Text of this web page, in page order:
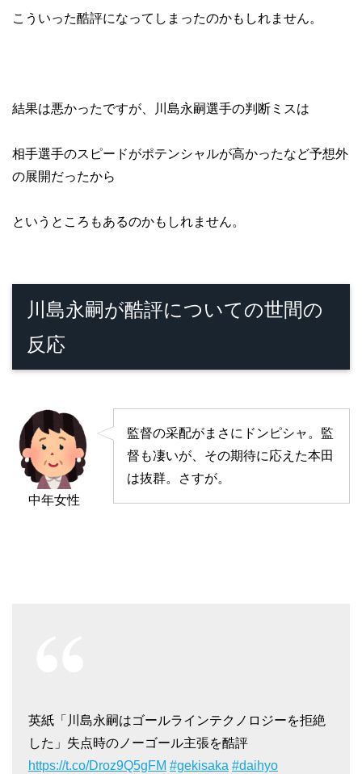
こういった酷評になってしまったのかもしれません。
結果は悪かったですが、川島永嗣選手の判断ミスは
相手選手のスピードがポテンシャルが高かったなど予想外
の展開だったから
というところもあるのかもしれません。
川島永嗣が酷評についての世間の
反応
中年女性
監督の采配がまさにドンピシャ。監
督も凄いが、その期待に応えた本田
は抜群。さすが。
英紙「川島永嗣はゴールラインテクノロジーを拒絶
した」失点時のノーゴール主張を酷評
https://t.co/Droz9Q5gFM #gekisaka #daihyo